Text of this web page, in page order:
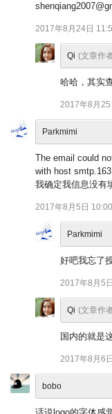
2017年8月24日
Qi (文章作
哈哈，其实
2017年8月
Parkmimi
The email could
with host
我确定我信息没有
2017年8月5日 10:00
Parkmimi
好吧我忘了
2017年8月5
Qi (文章作
国内的就是
2017年8月6
bobo